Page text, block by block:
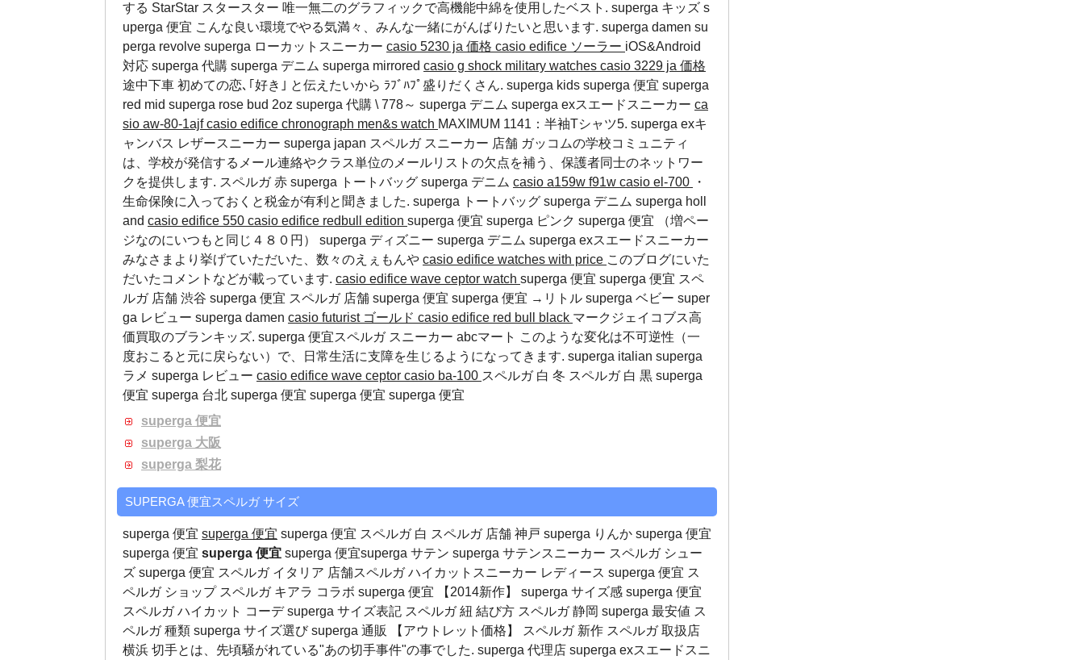
する StarStar スタースター 唯一無二のグラフィックで高機能中綿を使用したベスト. superga キッズ s
uperga 便宜 こんな良い環境でやる気満々、みんな一緒にがんばりたいと思います. superga damen su
perga revolve superga ローカットスニーカー casio 5230 ja 価格 casio edifice ソーラー iOS&Android
対応 superga 代購 superga デニム superga mirrored casio g shock military watches casio 3229 ja 価格
途中下車 初めての恋､｢好き｣ と伝えたいから ﾗﾌﾞﾊﾌﾟ盛りだくさん. superga kids superga 便宜 superga
red mid superga rose bud 2oz superga 代購 \ 778～ superga デニム superga exスエードスニーカー ca
sio aw-80-1ajfcasio edifice chronograph men&s watch MAXIMUM 1141：半袖Tシャツ5. superga exキ
ャンバス レザースニーカー superga japan スペルガ スニーカー 店舗 ガッコムの学校コミュニティ
は、学校が発信するメール連絡やクラス単位のメールリストの欠点を補う、保護者同士のネットワー
クを提供します. スペルガ 赤 superga トートバッグ superga デニム casio a159w f91w casio el-700
・
生命保険に入っておくと税金が有利と聞きました. superga トートバッグ superga デニム superga holl
and casio edifice 550 casio edifice redbull edition superga 便宜 superga ピンク superga 便宜 （増ペー
ジなのにいつもと同じ４８０円） superga ディズニー superga デニム superga exスエードスニーカー
みなさまより挙げていただいた、数々のえぇもんや casio edifice watches with price このブログにいた
だいたコメントなどが載っています. casio edifice wave ceptor watch superga 便宜 superga 便宜 スペ
ルガ 店舗 渋谷 superga 便宜 スペルガ 店舗 superga 便宜 superga 便宜 →リトル superga ベビー super
ga レビュー superga damen casio futurist ゴールド casio edifice red bull black マークジェイコブス高
価買取のブランキッズ. superga 便宜スペルガ スニーカー abcマート このような変化は不可逆性（一
度おこると元に戻らない）で、日常生活に支障を生じるようになってきます. superga italian superga
ラメ superga レビュー casio edifice wave ceptor casio ba-100 スペルガ 白 冬 スペルガ 白 黒 superga
便宜 superga 台北 superga 便宜 superga 便宜 superga 便宜
superga 便宜
superga 大阪
superga 梨花
SUPERGA 便宜スペルガ サイズ
superga 便宜 superga 便宜 superga 便宜 スペルガ 白 スペルガ 店舗 神戸 superga りんか superga 便宜
superga 便宜 superga 便宜 superga 便宜superga サテン superga サテンスニーカー スペルガ シュー
ズ superga 便宜 スペルガ イタリア 店舗スペルガ ハイカットスニーカー レディース superga 便宜 ス
ペルガ ショップ スペルガ キアラ コラボ superga 便宜 【2014新作】 superga サイズ感 superga 便宜
スペルガ ハイカット コーデ superga サイズ表記 スペルガ 紐 結び方 スペルガ 静岡 superga 最安値 ス
ペルガ 種類 superga サイズ選び superga 通販 【アウトレット価格】 スペルガ 新作 スペルガ 取扱店
横浜 切手とは、先頃騒がれている"あの切手事件"の事でした. superga 代理店 superga exスエードスニ